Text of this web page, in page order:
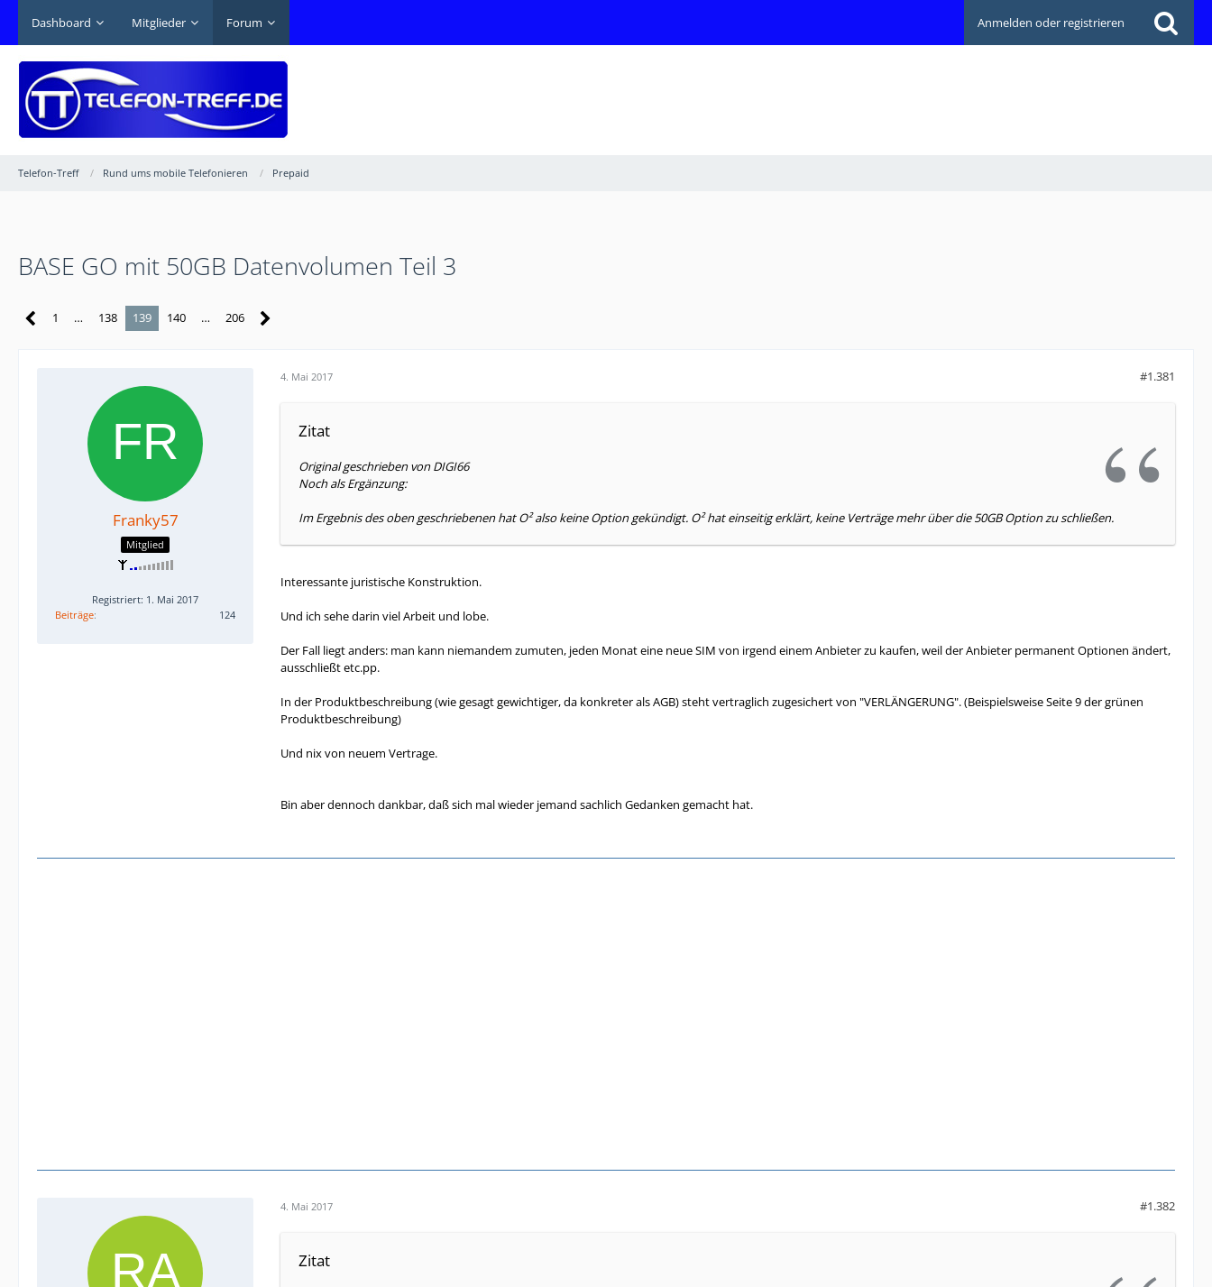
Dashboard Mitglieder Forum Anmelden oder registrieren
Telefon-Treff Rund ums mobile Telefonieren Prepaid
BASE GO mit 50GB Datenvolumen Teil 3
1 … 138 139 140 … 206
Franky57
Mitglied
Registriert: 1. Mai 2017
Beiträge
124
4. Mai 2017 #1.381
Zitat
Original geschrieben von DIGI66
Noch als Ergänzung:
Im Ergebnis des oben geschriebenen hat O² also keine Option gekündigt. O² hat einseitig erklärt, keine Verträge mehr über die 50GB Option zu schließen.
Interessante juristische Konstruktion.
Und ich sehe darin viel Arbeit und lobe.
Der Fall liegt anders: man kann niemandem zumuten, jeden Monat eine neue SIM von irgend einem Anbieter zu kaufen, weil der Anbieter permanent Optionen ändert,
ausschließt etc.pp.
In der Produktbeschreibung (wie gesagt gewichtiger, da konkreter als AGB) steht vertraglich zugesichert von "VERLÄNGERUNG". (Beispielsweise Seite 9 der grünen
Produktbeschreibung)
Und nix von neuem Vertrage.
Bin aber dennoch dankbar, daß sich mal wieder jemand sachlich Gedanken gemacht hat.
4. Mai 2017 #1.382
Zitat